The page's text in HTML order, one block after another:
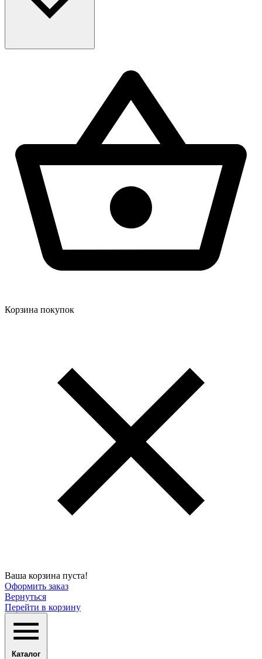
Корзина покупок
Ваша корзина пуста!
Оформить заказ
Вернуться
Перейти в корзину
Каталог